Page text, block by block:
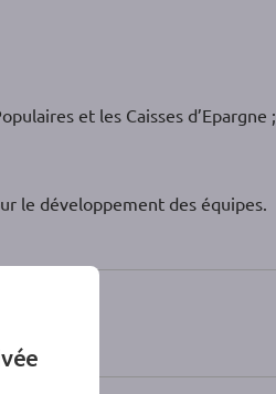
et les Caisses d’Epargne ;
le développement des équipes.